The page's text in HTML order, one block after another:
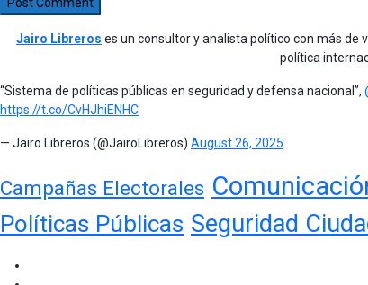
Jairo Libreros es un consultor y analista político con más de
política
“Sistema de políticas públicas en seguridad y defensa nacional”,
https://t.co/CvHJhiENHC
— Jairo Libreros (@JairoLibreros) August 26, 2025
Campañas Electorales
Políticas Públicas Seguridad